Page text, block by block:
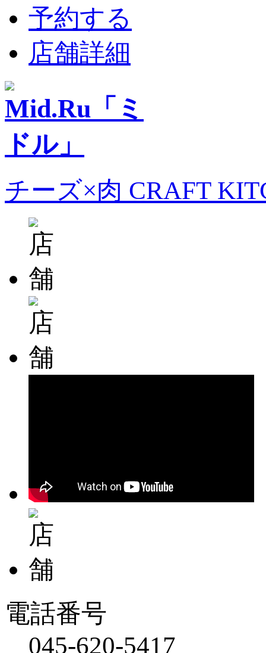
予約する
店舗詳細
チーズ×肉 CRAFT
電話番号
045-620-5417